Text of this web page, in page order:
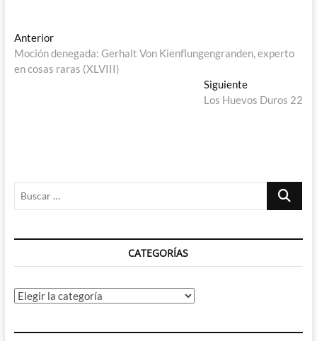
Navegación
de
AnteriorEntrada
anterior:
Moción denegada: Gerhalt Von Kienflungengranden, experto
en cosas raras (XLVIII)
SiguienteEntrada
siguiente:
Los Huevos Duros 22
Buscar
CATEGORÍAS
Categorías